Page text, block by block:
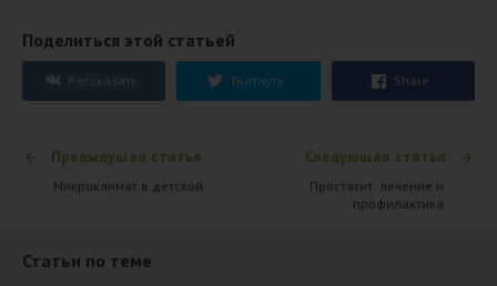
Поделиться этой статьей
Рассказать Твитнуть Share
Предыдущая статья
Микроклимат в детской
Следующая статья
Простатит: лечение и
профилактика
Статьи по теме